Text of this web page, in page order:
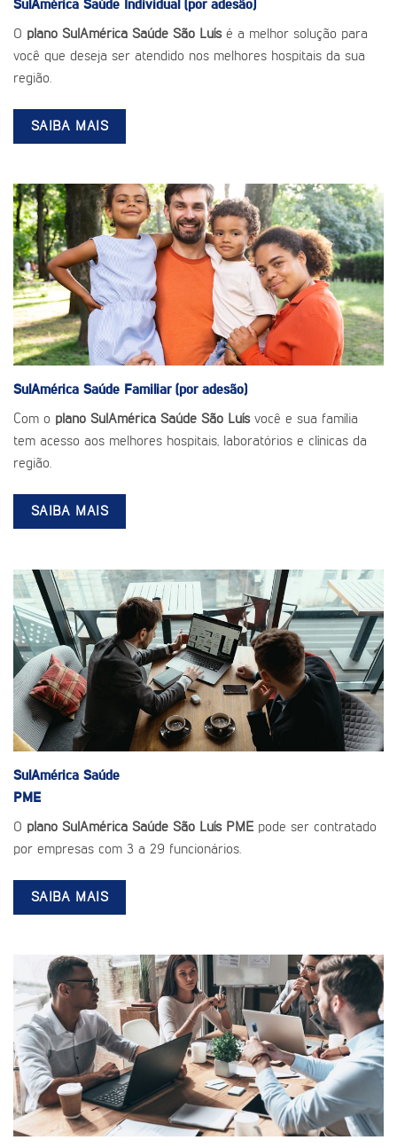
SulAmérica Saúde Individual (por adesão)
O plano SulAmérica Saúde São Luísé a melhor solução para
você que deseja ser atendido nos melhores hospitais da sua
região.
SAIBA MAIS
SulAmérica Saúde Familiar (por adesão)
Com o plano SulAmérica Saúde São Luís você e sua família
tem acesso aos melhores hospitais, laboratórios e clínicas da
região.
SAIBA MAIS
SulAmérica Saúde
PME
O plano SulAmérica Saúde São Luís PME pode ser contratado
por empresas com 3 a 29 funcionários.
SAIBA MAIS